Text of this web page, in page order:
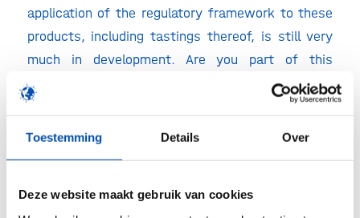
Toestemming Details Over
Deze website maakt gebruik van cookies
application of the regulatory framework to these
products, including tastings thereof, is still very
much in development. Are you part of this
movement, in your position as CEO, CSO or
regulatory/legal professional of a start-up or a
multinational developing plant or fermentation-
must attend event. You will learn about the